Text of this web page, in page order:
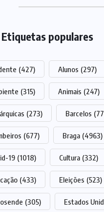
Etiquetas populares
(427) Alunos (297)
(315) Animais (247)
(273) Barcelos
(677) Braga (4963)
19 (1018) Cultura (332)
(433) Eleições (523)
(305) Estados